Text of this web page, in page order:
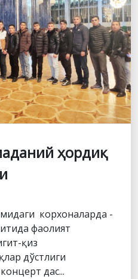
ҳордиқ
корхоналарда -
фаолият
қиз
дўстлиги
дас...